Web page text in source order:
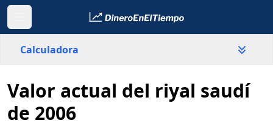
Calculadora
Arabia Saudita
País
Valor actual del riyal saudí
de 2006